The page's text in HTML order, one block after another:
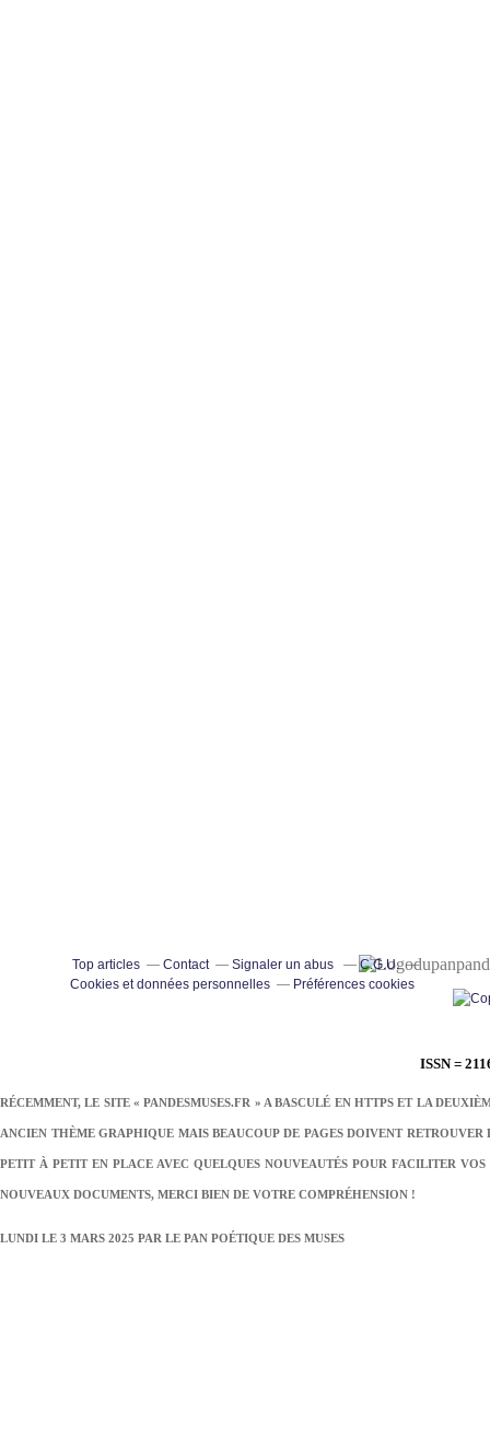
ISSN =
RÉCEMMENT, LE SITE « PANDESMUSES.FR » A BASCULÉ EN HTTPS ET LA
ANCIEN THÈME GRAPHIQUE MAIS BEAUCOUP DE PAGES DOIVENT
PETIT À PETIT EN PLACE AVEC QUELQUES NOUVEAUTÉS POUR FACILITER
NOUVEAUX DOCUMENTS, MERCI BIEN DE VOTRE COMPRÉHENSION !
LUNDI LE 3 MARS 2025 PAR LE PAN POÉTIQUE DES MUSES
Top articles Contact Signaler un abus
C.G.U.
Cookies et données personnelles
Préférences cookies